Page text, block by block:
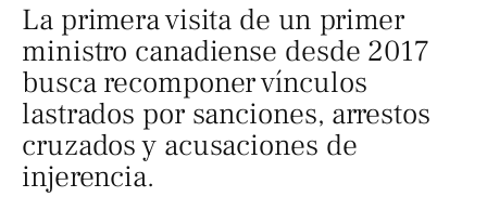
La primera visita de un primer
ministro canadiense desde 2017
busca recomponer vínculos
lastrados por sanciones, arrestos
cruzados y acusaciones de
injerencia.